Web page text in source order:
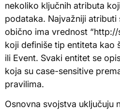
nekoliko ključnih atributa
podataka. Najvažniji atributi
obično ima vrednost
koji definiše tip entiteta kao
ili Event. Svaki entitet se
koja su case-sensitive
pravilima.
Osnovna svojstva uključuju